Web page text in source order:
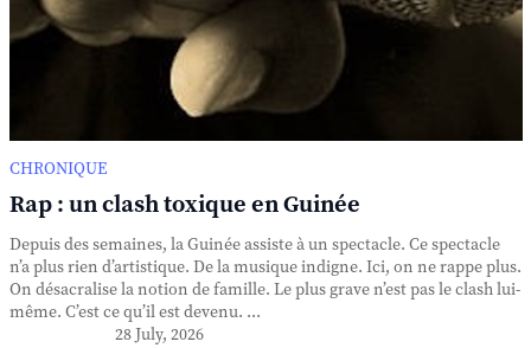
CHRONIQUE
Rap : un clash toxique en Guinée
Depuis des semaines, la Guinée assiste à un spectacle. Ce spectacle
n’a plus rien d’artistique. De la musique indigne. Ici, on ne rappe plus.
On désacralise la notion de famille. Le plus grave n’est pas le clash lui-
même. C’est ce qu’il est devenu. ...
28 July, 2026